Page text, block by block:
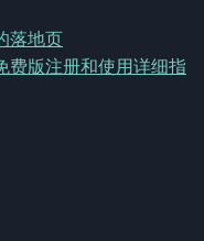
落地页
费版注册和使用详细指